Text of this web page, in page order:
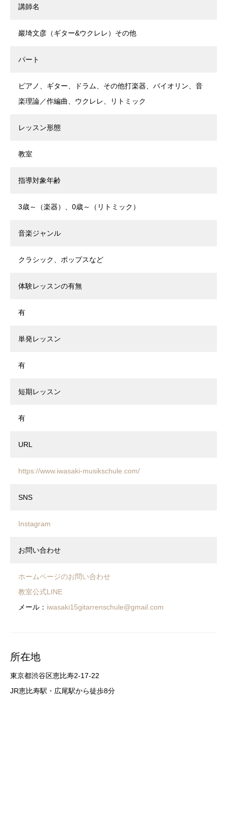
講師名
巖埼文彦（ギター&ウクレレ）その他
パート
ピアノ、ギター、ドラム、その他打楽器、バイオリン、音
楽理論／作編曲、ウクレレ、リトミック
レッスン形態
教室
指導対象年齢
3歳～（楽器）、0歳～（リトミック）
音楽ジャンル
クラシック、ポップスなど
体験レッスンの有無
有
単発レッスン
有
短期レッスン
有
URL
https://www.iwasaki-musikschule.com/
SNS
Instagram
お問い合わせ
ホームページのお問い合わせ
教室公式LINE
メール： iwasaki15gitarrenschule@gmail.com
所在地
東京都渋谷区恵比寿2-17-22
JR恵比寿駅・広尾駅から徒歩8分